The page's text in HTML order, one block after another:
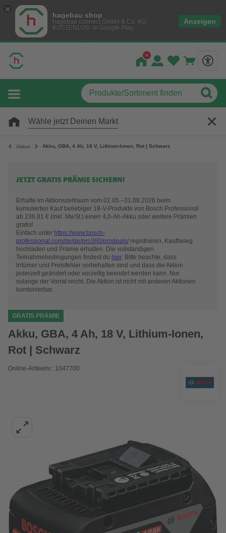
hagebau shop
hagebau connect GmbH & Co. KG
KOSTENLOS- In Google Play
Anzeigen
Wähle jetzt Deinen Markt
Akkus Akku, GBA, 4 Ah, 18 V, Lithium-Ionen, Rot | Schwarz
JETZT GRATIS PRÄMIE SICHERN!
Erhalte im Aktionszeitraum vom 01.05.–31.08.2026 beim
kumulierten Kauf beliebiger 18-V-Produkte von Bosch Professional
ab 236.81 € (inkl. MwSt.) einen 4,0-Ah-Akku oder weitere Prämien
gratis!
Einfach unter https://www.bosch-
professional.com/de/de/pro360/prodeals/ registrieren, Kaufbeleg
hochladen und Prämie erhalten. Die vollständigen
Teilnahmebedingungen findest du hier. Bitte beachte, dass
Irrtümer und Preisfehler vorbehalten sind und dass die Aktion
jederzeit geändert oder vorzeitig beendet werden kann. Nur
solange der Vorrat reicht. Die Aktion ist nicht mit anderen Aktionen
kombinierbar.
GRATIS PRÄMIE
Akku, GBA, 4 Ah, 18 V, Lithium-Ionen,
Rot | Schwarz
Online-Artikelnr.: 1047700